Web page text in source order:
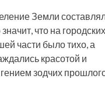
Земли
что на городских
части было тихо, а
красотой и
зодчих